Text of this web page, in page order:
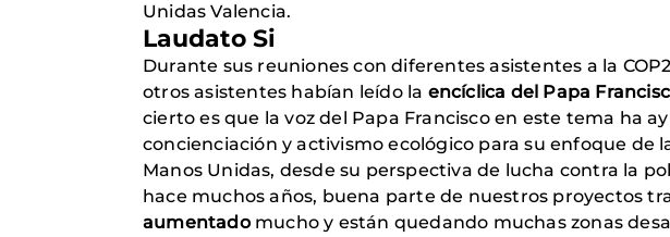
Unidas Valencia.
Laudato Si
Durante sus reuniones con diferentes asistentes a la
otros asistentes habían leído la encíclica del Papa
cierto es que la voz del Papa Francisco en este tema ha
concienciación y activismo ecológico para su enfoque de
Manos Unidas, desde su perspectiva de lucha contra la
hace muchos años, buena parte de nuestros proyectos
aumentadomucho y están quedando muchas zonas